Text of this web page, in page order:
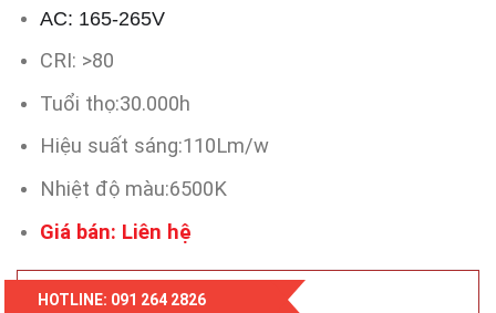
AC: 165-265V
CRI: >80
Tuổi thọ:30.000h
Hiệu suất sáng:110Lm/w
Nhiệt độ màu:6500K
Giá bán: Liên hệ
HOTLINE: 091 264 2826